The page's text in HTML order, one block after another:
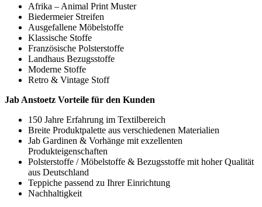
Afrika – Animal Print Muster
Biedermeier Streifen
Ausgefallene Möbelstoffe
Klassische Stoffe
Französische Polsterstoffe
Landhaus Bezugsstoffe
Moderne Stoffe
Retro & Vintage Stoff
Jab Anstoetz Vorteile für den Kunden
150 Jahre Erfahrung im Textilbereich
Breite Produktpalette aus verschiedenen Materialien
Jab Gardinen & Vorhänge mit exzellenten
Produkteigenschaften
Polsterstoffe / Möbelstoffe & Bezugsstoffe mit hoher Qualität
aus Deutschland
Teppiche passend zu Ihrer Einrichtung
Nachhaltigkeit